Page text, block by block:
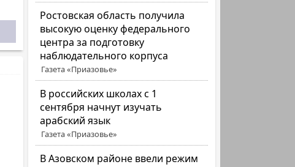
Ростовская область получила
высокую оценку федерального
центра за подготовку
наблюдательного корпуса
Газета «Приазовье»
В российских школах с 1
сентября начнут изучать
арабский язык
Газета «Приазовье»
В Азовском районе ввели режим